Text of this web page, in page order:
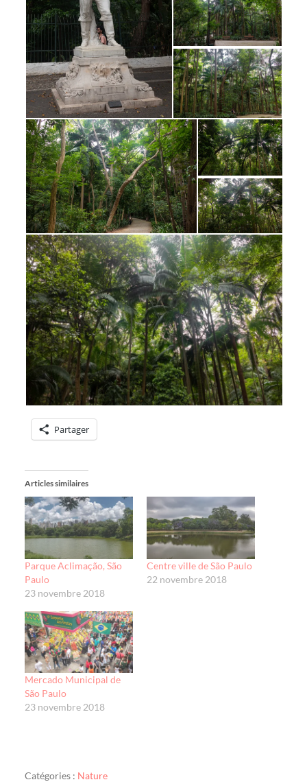
Partager
Articles similaires
Parque Aclimação, São
Paulo
23 novembre 2018
Centre ville de São Paulo
22 novembre 2018
Mercado Municipal de
São Paulo
23 novembre 2018
Catégories : Nature